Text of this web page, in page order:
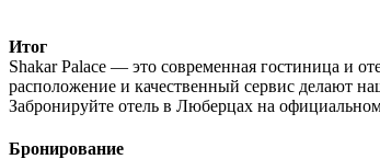
Итог
Shakar Palace — это современная гостиница и
расположение и качественный сервис делают
Забронируйте отель в Люберцах на
Бронирование